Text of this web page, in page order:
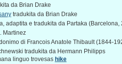
da Brian Drake
tradukita da Brian Drake
adaptita e tradukita da Partaka (Barcelona,
Martinez
di Francois Anatole Thibault (1844-
tradukita da Hermann Philipps
linguo trovesas hike